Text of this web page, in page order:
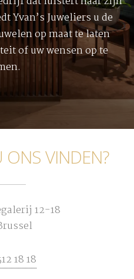
Yvan’s Juweliers u de
op maat te laten
of uw wensen op te
VINDEN?
12-18
18 18